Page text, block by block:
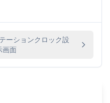
ーションクロック設
画面